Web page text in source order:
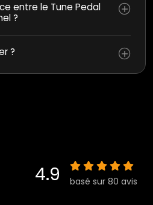
entre le Tune Pedal
?
?
4.9 basé sur 80 avis